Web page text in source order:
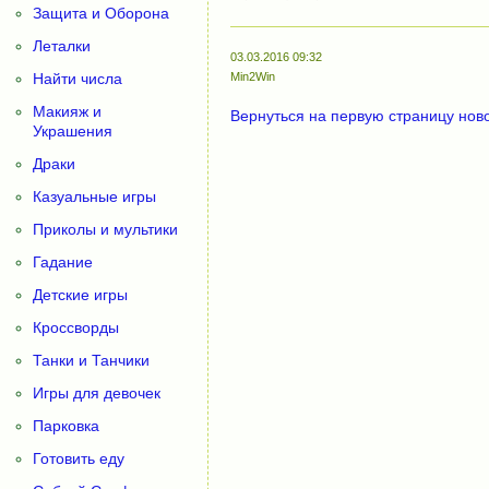
03.03.2016 09:32
Min2Win
Вернуться на первую страницу
Защита и Оборона
Леталки
Найти числа
Макияж и
Украшения
Драки
Казуальные игры
Приколы и мультики
Гадание
Детские игры
Кроссворды
Танки и Танчики
Игры для девочек
Парковка
Готовить еду